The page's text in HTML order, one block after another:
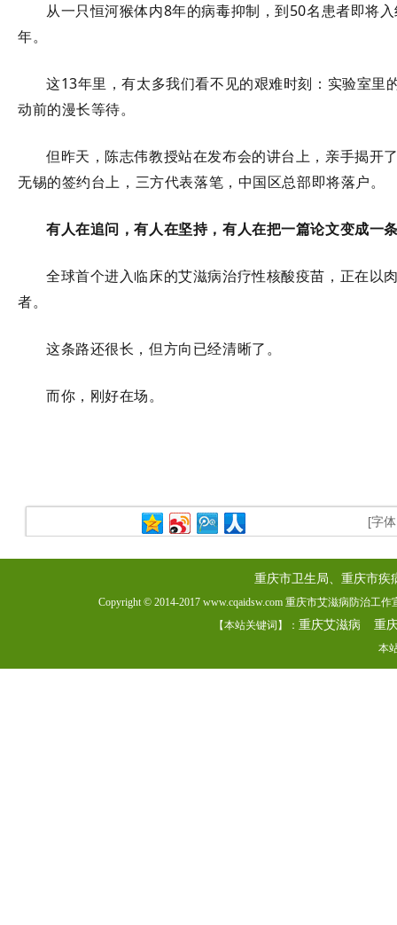
从一只恒河猴体内8年的病毒抑制 ，到50名患者即将
年。
这13年里，有太多我们看不见的艰难时刻：实验室里
动前的漫长等待。
但昨天，陈志伟教授站在发布会的讲台上，亲手揭开
无锡的签约台上，三方代表落笔，中国区总部即将落户。
有人在追问，有人在坚持，有人在把一篇论文变成一
全球首个进入临床的艾滋病治疗性核酸疫苗 ，正在以
者。
这条路还很长，但方向已经清晰了。
而你，刚好在场。
[字
重庆市卫生局、重庆市疾
Copyright © 2014-2017 www.cqaidsw.com 重庆市艾滋病防治工
【本站关键词】： 重庆艾滋病 重
本